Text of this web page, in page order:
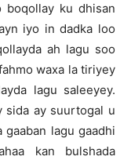
boqollay ku dhisan
iyo in dadka loo
ah lagu soo
waxa la tiriyey
lagu saleeyey.
sida ay suurtogal u
gaaban lagu gaadhi
kan bulshada